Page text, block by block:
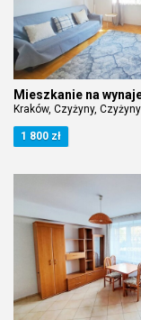
Mieszkanie na
Kraków, Czyżyny, Czyżyny
1 800 zł